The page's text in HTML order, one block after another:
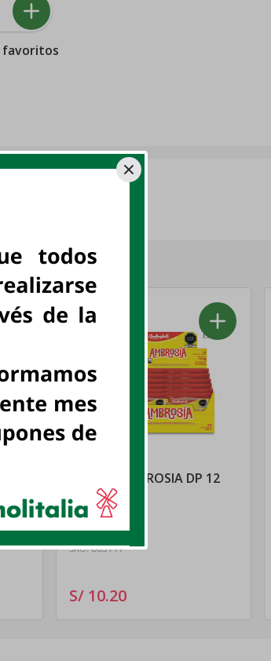
favoritos
GOMAS AMBROSIA DP 12
UNIDADES
DP
AMBROSOLI, DISP
SKU:803117
S/ 10.20